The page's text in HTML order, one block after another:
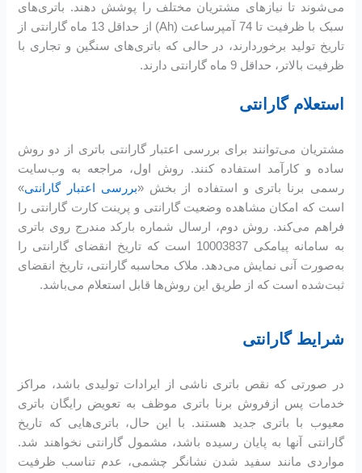
می‌شوند تا نیازهای مشتریان مختلف را پوشش دهند. باتری‌های
سبک با ظرفیت تا 74 آمپرساعت (Ah) از حداقل 13 ماه گارانتی از
تاریخ تولید برخوردارند، در حالی که باتری‌های سنگین و تجاری با
ظرفیت بالاتر، حداقل 9 ماه گارانتی دارند.
استعلام گارانتی
مشتریان می‌توانند برای بررسی اعتبار گارانتی باتری از دو روش
ساده و کارآمد استفاده کنند. روش اول، مراجعه به وب‌سایت
رسمی برنا باتری و استفاده از بخش «بررسی اعتبار گارانتی»
است که امکان مشاهده وضعیت گارانتی و پرینت کارت گارانتی را
فراهم می‌کند. روش دوم، ارسال شماره بارکد مندرج روی باتری
به سامانه پیامکی 10003837 است که تاریخ انقضای گارانتی را
به‌صورت آنی نمایش می‌دهد. ملاک محاسبه گارانتی، تاریخ انقضای
ثبت‌شده است که از طریق این روش‌ها قابل استعلام می‌باشد.
شرایط گارانتی
در صورتی که نقص باتری ناشی از ایرادات تولیدی باشد، مراکز
خدمات پس ازفروش برنا باتری موظف به تعویض رایگان باتری
معیوب با باتری جدید هستند. با این حال، باتری‌هایی که تاریخ
گارانتی آنها به پایان رسیده باشد، مشمول گارانتی نخواهند شد.
مواردی مانند سفید شدن نشانگر چشمی، عدم تناسب ظرفیت